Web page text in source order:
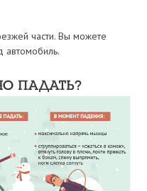
части. Вы можете
автомобиль.